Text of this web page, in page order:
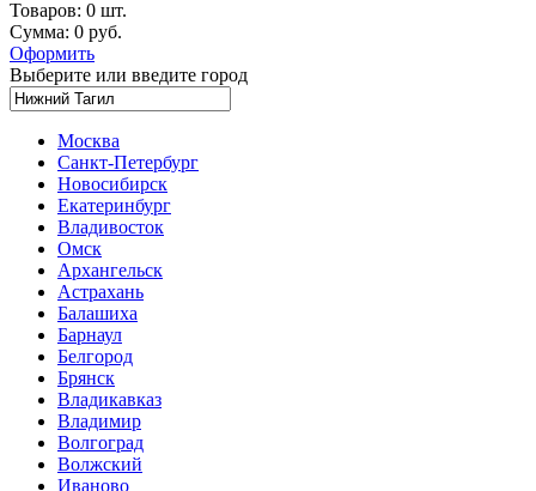
Товаров: 0 шт.
Сумма: 0 руб.
Оформить
Выберите или введите город
Москва
Санкт-Петербург
Новосибирск
Екатеринбург
Владивосток
Омск
Архангельск
Астрахань
Балашиха
Барнаул
Белгород
Брянск
Владикавказ
Владимир
Волгоград
Волжский
Иваново